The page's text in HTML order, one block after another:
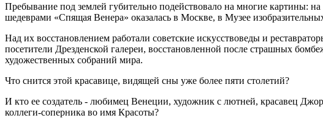
Пребывание под землей губительно по­действовало на многие картины:
шедеврами «Спя­щая Венера» оказалась в Москве, в Музее
Над их восстановлением работали со­ветские искусствоведы и
посетители Дрез­денской галереи, восстановленной по­сле страшных
художественных собраний мира.
Что снится этой красавице, видящей сны уже более пяти столетий?
И кто ее создатель - любимец Венеции, художник с лютней, красавец
коллеги-соперника во имя Красоты?